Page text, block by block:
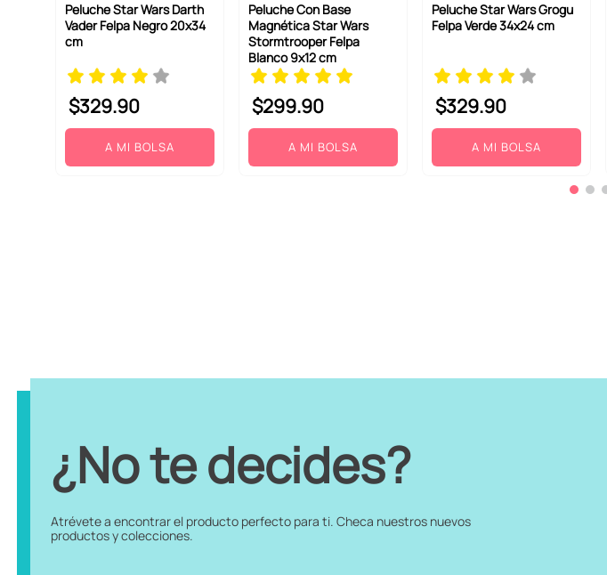
Peluche Star Wars Darth
Vader Felpa Negro 20x34
cm
$329.90
A MI BOLSA
Peluche Con Base
Magnética Star Wars
Stormtrooper Felpa
Blanco 9x12 cm
$299.90
A MI BOLSA
Peluche Star Wars Grogu
Felpa Verde 34x24 cm
$329.90
A MI BOLSA
¿No te decides?
Atrévete a encontrar el producto perfecto para ti. Checa nuestros nuevos
productos y colecciones.